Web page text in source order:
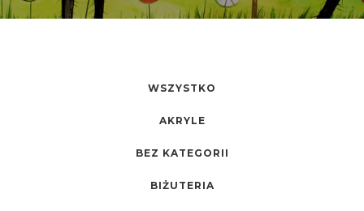
WSZYSTKO
AKRYLE
BEZ KATEGORII
BIŻUTERIA